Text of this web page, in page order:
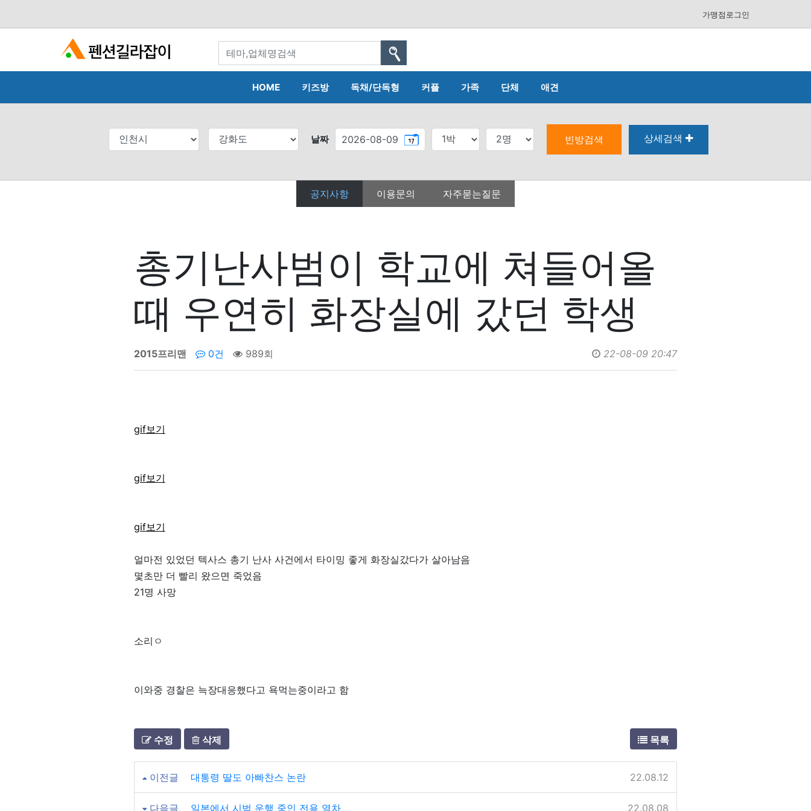
가맹점로그인
search
HOME 키즈방 독채/단독형 커플 가족 단체 애견
날짜 빈방검색 상세검색
공지사항 이용문의 자주묻는질문
총기난사범이 학교에 쳐들어올
때 우연히 화장실에 갔던 학생
2015프리맨 0건 989회 22-08-09 20:47
gif보기
gif보기
gif보기
얼마전 있었던 텍사스 총기 난사 사건에서 타이밍 좋게 화장실갔다가 살아남음
몇초만 더 빨리 왔으면 죽었음
21명 사망
소리ㅇ
이와중 경찰은 늑장대응했다고 욕먹는중이라고 함
수정 삭제 목록
이전글 대통령 딸도 아빠찬스 논란 22.08.12
다음글 일본에서 시범 운행 중인 전용 열차 22.08.08